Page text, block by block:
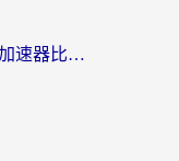
国外玩国服浮生为卿歌用什么加速器比较好？海外党亲测不踩坑指南